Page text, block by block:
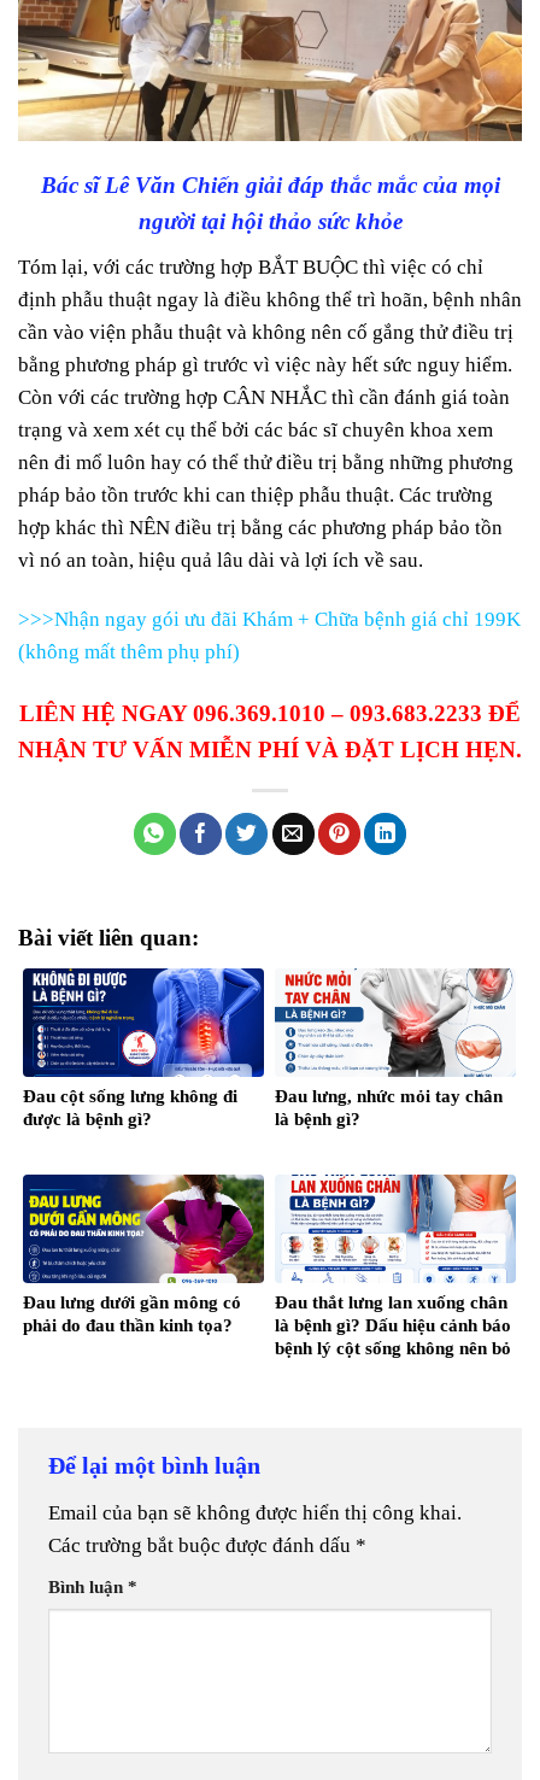
Bác sĩ Lê Văn Chiến giải đáp thắc mắc của mọi
người tại hội thảo sức khỏe
Tóm lại, với các trường hợp BẮT BUỘC thì việc có chỉ
định phẫu thuật ngay là điều không thể trì hoãn, bệnh nhân
cần vào viện phẫu thuật và không nên cố gắng thử điều trị
bằng phương pháp gì trước vì việc này hết sức nguy hiểm.
Còn với các trường hợp CÂN NHẮC thì cần đánh giá toàn
trạng và xem xét cụ thể bởi các bác sĩ chuyên khoa xem
nên đi mổ luôn hay có thể thử điều trị bằng những phương
pháp bảo tồn trước khi can thiệp phẫu thuật. Các trường
hợp khác thì NÊN điều trị bằng các phương pháp bảo tồn
vì nó an toàn, hiệu quả lâu dài và lợi ích về sau.
>>>Nhận ngay gói ưu đãi Khám + Chữa bệnh giá chỉ 199K
(không mất thêm phụ phí)
LIÊN HỆ NGAY 096.369.1010 – 093.683.2233 ĐỂ
NHẬN TƯ VẤN MIỄN PHÍ VÀ ĐẶT LỊCH HẸN.
Bài viết liên quan:
Đau cột sống lưng không đi
được là bệnh gì?
Đau lưng, nhức mỏi tay chân
là bệnh gì?
Đau lưng dưới gần mông có
phải do đau thần kinh tọa?
Đau thắt lưng lan xuống chân
là bệnh gì? Dấu hiệu cảnh báo
bệnh lý cột sống không nên bỏ
Để lại một bình luận
Email của bạn sẽ không được hiển thị công khai.
Các trường bắt buộc được đánh dấu *
Bình luận *